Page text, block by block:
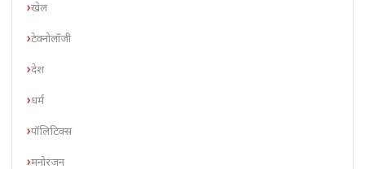
खेल
टेक्नोलॉजी
देश
धर्म
पॉलिटिक्स
मनोरंजन